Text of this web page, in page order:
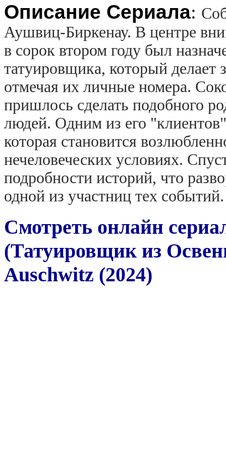
Описание Сериала:
Аушвиц-Биркенау. В центре
в сорок втором году был
татуировщика, который делает
отмечая их личные номера.
пришлось сделать подобного
людей. Одним из его
которая становится
нечеловеческих условиях.
подробности историй, что
одной из участниц тех событий.
Смотреть онлайн
(Татуировщик из
Auschwitz (2024)